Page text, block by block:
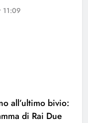
11:09
all’ultimo bivio:
di Rai Due